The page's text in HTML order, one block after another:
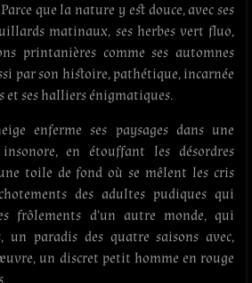
que la nature y est douce, avec ses
matinaux, ses herbes vert fluo,
printanières comme ses automnes
par son histoire, pathétique, incarnée
et ses halliers énigmatiques.
enferme ses paysages dans une
en étouffant les désordres
toile de fond où se mêlent les cris
des adultes pudiques qui
frôlements d’un autre monde, qui
un paradis des quatre saisons avec,
un discret petit homme en rouge